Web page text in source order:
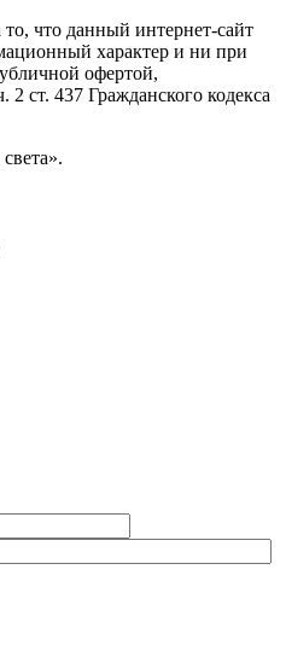
что данный интернет-сайт
характер и ни при
офертой,
ст. 437 Гражданского кодекса